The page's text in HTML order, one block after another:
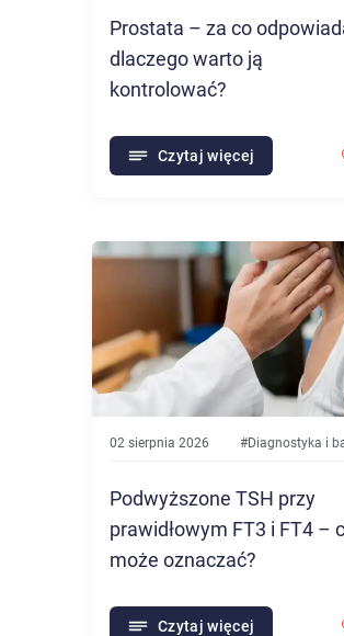
Prostata – za co
dlaczego warto ją
kontrolować?
Czytaj więcej
02 sierpnia 2026 #Diagnostyka i
Podwyższone TSH przy
prawidłowym FT3 i FT4 –
może oznaczać?
Czytaj więcej